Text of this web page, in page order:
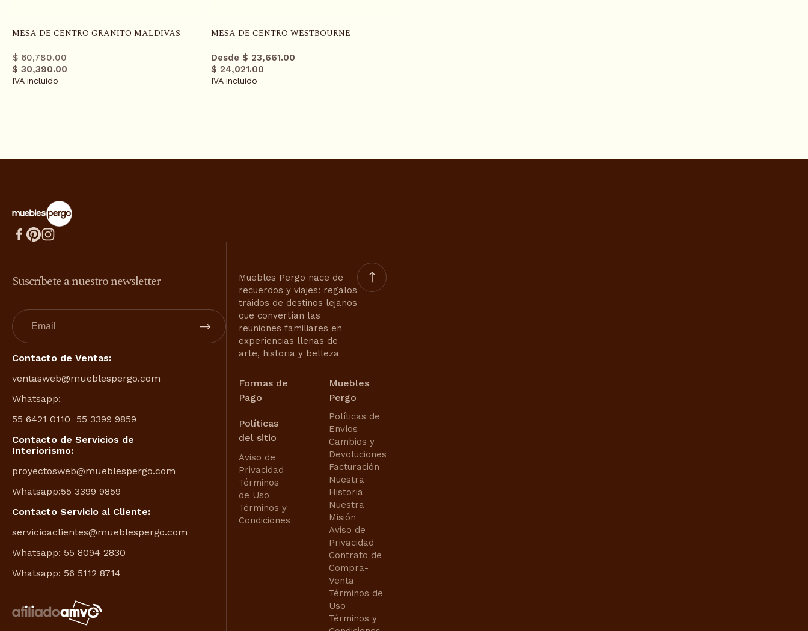
MESA DE CENTRO GRANITO MALDIVAS
Precio
regular
$ 60,780.00
$ 30,390.00
Precio
promo
IVA incluido
MESA DE CENTRO WESTBOURNE
Desde $ 23,661.00
$ 24,021.00
IVA incluido
Suscríbete a nuestro newsletter
Contacto de Ventas:
ventasweb@mueblespergo.com
Whatsapp:
55 6421 0110
55 3399 9859
Contacto de Servicios de
Interiorismo:
proyectosweb@mueblespergo.com
Whatsapp:55 3399 9859
Contacto Servicio al Cliente:
servicioaclientes@mueblespergo.com
Whatsapp: 55 8094 2830
Whatsapp: 56 5112 8714
Muebles Pergo nace de
recuerdos y viajes: regalos
tráidos de destinos lejanos
que convertían las
reuniones familiares en
experiencias llenas de
arte, historia y belleza
Formas de
Pago
Políticas
del sitio
Aviso de
Privacidad
Términos
de Uso
Términos y
Condiciones
Muebles
Pergo
Políticas de
Envíos
Cambios y
Devoluciones
Facturación
Nuestra
Historia
Nuestra
Misión
Aviso de
Privacidad
Contrato de
Compra-
Venta
Términos de
Uso
Términos y